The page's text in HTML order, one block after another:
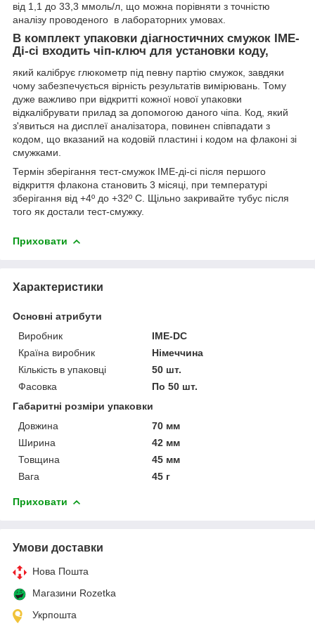
від 1,1 до 33,3 ммоль/л, що можна порівняти з точністю
аналізу проводеного в лабораторних умовах.
В комплект упаковки діагностичних смужок ІМЕ-
Ді-сі входить чіп-ключ для установки коду,
який калібрує глюкометр під певну партію смужок, завдяки
чому забезпечується вірність результатів вимірювань. Тому
дуже важливо при відкритті кожної нової упаковки
відкалібрувати прилад за допомогою даного чіпа. Код, який
з'явиться на дисплеї аналізатора, повинен співпадати з
кодом, що вказаний на кодовій пластині і кодом на флаконі зі
смужками.
Термін зберігання тест-смужок ІМЕ-ді-сі після першого
відкриття флакона становить 3 місяці, при температурі
зберігання від +4º до +32º С. Щільно закривайте тубус після
того як достали тест-смужку.
Приховати
Характеристики
Основні атрибути
Виробник
IME-DC
Країна виробник
Німеччина
Кількість в упаковці
50 шт.
Фасовка
По 50 шт.
Габаритні розміри упаковки
Довжина
70 мм
Ширина
42 мм
Товщина
45 мм
Вага
45 г
Приховати
Умови доставки
Нова Пошта
Магазини Rozetka
Укрпошта